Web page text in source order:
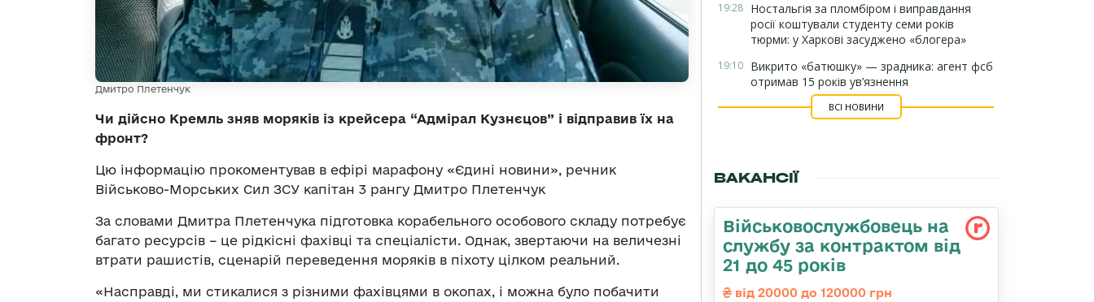
Дмитро Плетенчук
Чи дійсно Кремль зняв моряків із крейсера “Адмірал Кузнєцов” і відправив їх на
фронт?
Цю інформацію прокоментував в ефірі марафону «Єдині новини», речник
Військово-Морських Сил ЗСУ капітан 3 рангу Дмитро Плетенчук
За словами Дмитра Плетенчука підготовка корабельного особового складу потребує
багато ресурсів – це рідкісні фахівці та спеціалісти. Однак, звертаючи на величезні
втрати рашистів, сценарій переведення моряків в піхоту цілком реальний.
«Насправді, ми стикалися з різними фахівцями в окопах, і можна було побачити
19:28 Ностальгія за пломбіром і виправдання
росії коштували студенту семи років
тюрми: у Харкові засуджено «блогера»
19:10 Викрито «батюшку» — зрадника: агент фсб
отримав 15 років ув’язнення
ВСІ НОВИНИ
ВАКАНСІЇ
Військовослужбовець на
службу за контрактом від
21 до 45 років
від 20000 до 120000 грн